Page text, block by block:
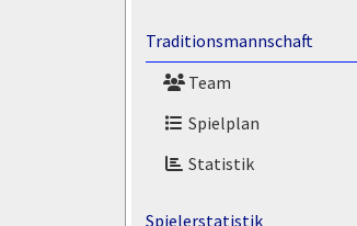
Traditionsmannschaft
Team
Spielplan
Statistik
Spielerstatistik